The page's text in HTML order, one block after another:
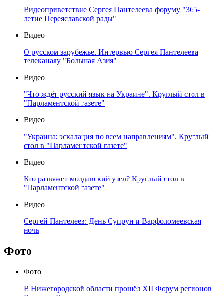
Видеоприветствие Сергея Пантелеева форуму "365-
летие Переяславской рады"
Видео
О русском зарубежье. Интервью Сергея Пантелеева
телеканалу "Большая Азия"
Видео
"Что ждёт русский язык на Украине". Круглый стол в
"Парламентской газете"
Видео
"Украина: эскалация по всем направлениям". Круглый
стол в "Парламентской газете"
Видео
Кто развяжет молдавский узел? Круглый стол в
"Парламентской газете"
Видео
Сергей Пантелеев: День Супрун и Варфоломеевская
ночь
Фото
Фото
В Нижегородской области прошёл XII Форум регионов